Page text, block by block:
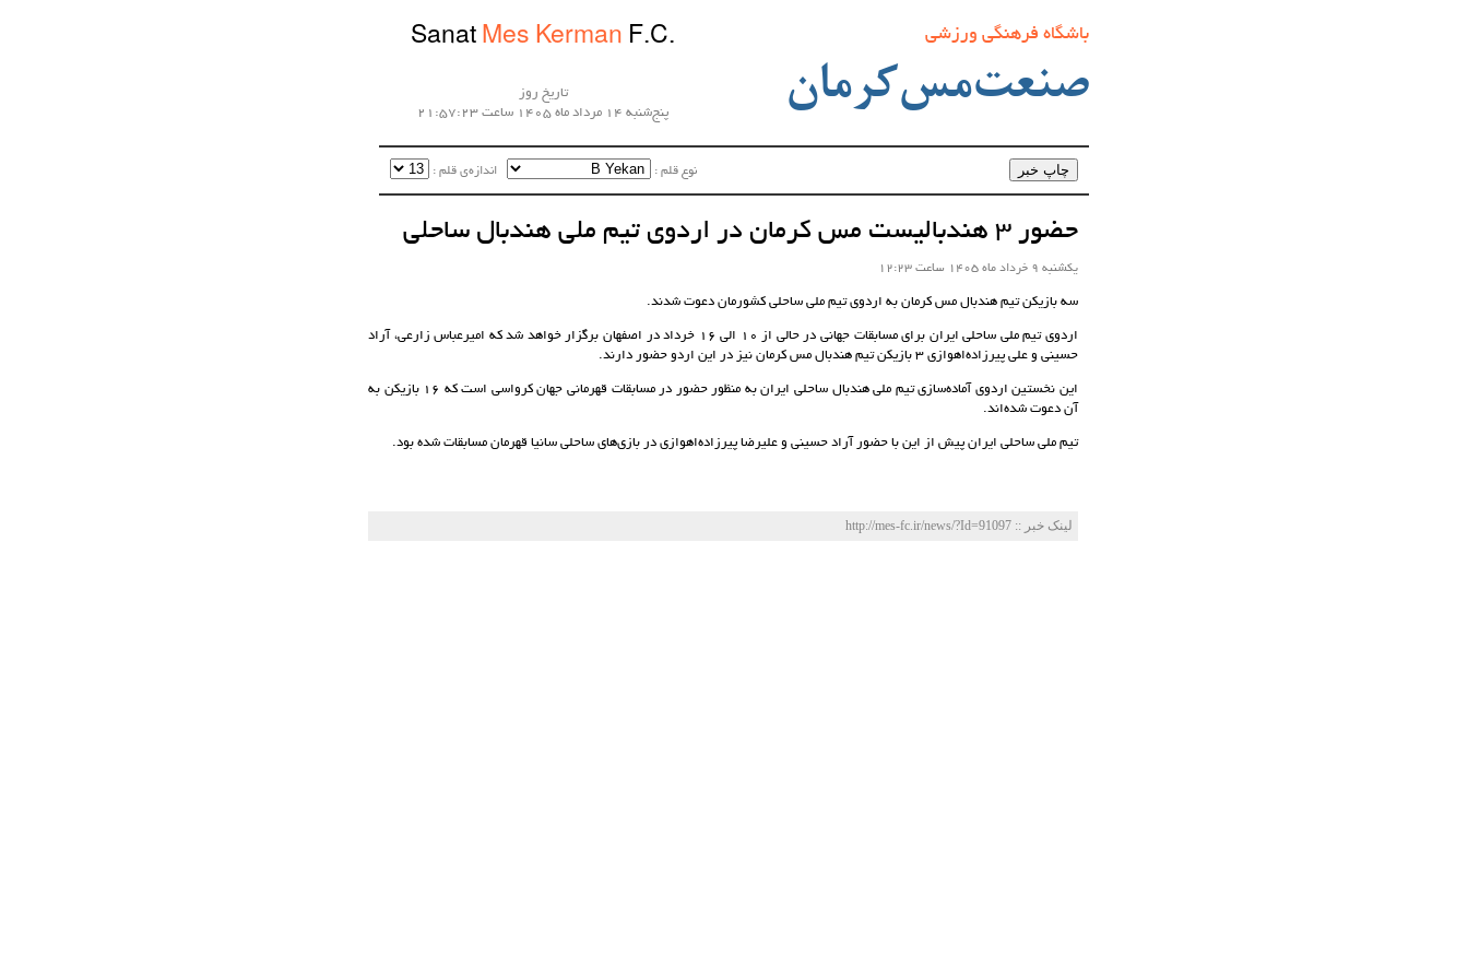
باشگاه فرهنگی ورزشی
صنعت‌مس‌کرمان
Sanat Mes Kerman F.C.
تاریخ روز
پنج‌شنبه 14 مرداد ماه 1405 ساعت 21:57:23
نوع قلم :‌ اندازه‌ی قلم :‌
حضور 3 هندبالیست مس کرمان در اردوی تیم ملی هندبال ساحلی
یکشنبه 9 خرداد ماه 1405 ساعت 12:23
سه بازیکن تیم هندبال مس کرمان به اردوی تیم ملی ساحلی کشورمان دعوت شدند.
اردوی تیم ملی ساحلی ایران برای مسابقات جهانی در حالی از 10 الی 16 خرداد در اصفهان برگزار خواهد شد که امیرعباس زارعی، آراد
حسینی و علی پیرزاده‌اهوازی 3 بازیکن تیم هندبال مس کرمان نیز در این اردو حضور دارند‌.
این نخستین اردوی آماده‌سازی تیم ملی هندبال ساحلی ایران به‌ منظور حضور در مسابقات قهرمانی جهان کرواسی است که 16 بازیکن به
آن دعوت شده‌اند.
تیم ملی ساحلی ایران پیش از این با حضور آراد حسینی و علیرضا پیرزاده‌اهوازی در بازی‌های ساحلی سانیا قهرمان مسابقات شده بود.
لینک خبر‌ :: http://mes-fc.ir/news/?Id=91097